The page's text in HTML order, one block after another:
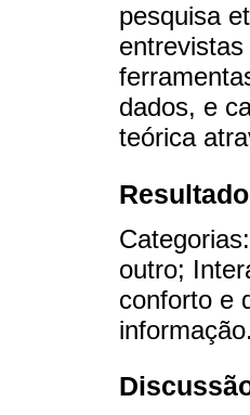
pesquisa
dados, e
teórica
outro;
conforto e
informação.